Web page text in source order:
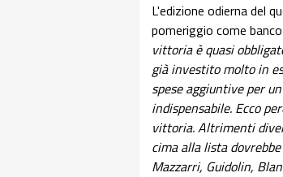
L'edizione odierna del
pomeriggio come
vittoria è quasi
già investito molto in
spese aggiuntive per
indispensabile. Ecco
vittoria. Altrimenti
cima alla lista
Mazzarri, Guidolin,